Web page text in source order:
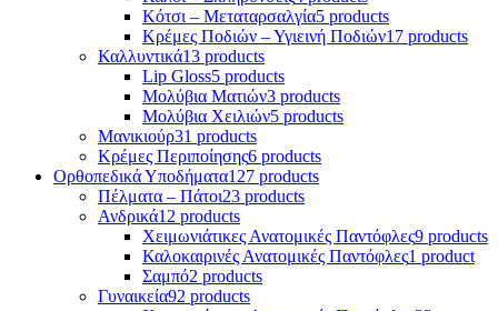
Κότσι – Μεταταρσαλγία5 products
Κρέμες Ποδιών – Υγιεινή Ποδιών17 products
Καλλυντικά13 products
Lip Gloss5 products
Μολύβια Ματιών3 products
Μολύβια Χειλιών5 products
Μανικιούρ31 products
Κρέμες Περιποίησης6 products
Ορθοπεδικά Υποδήματα127 products
Πέλματα – Πάτοι23 products
Ανδρικά12 products
Χειμωνιάτικες Ανατομικές Παντόφλες9 products
Καλοκαιρινές Ανατομικές Παντόφλες1 product
Σαμπό2 products
Γυναικεία92 products